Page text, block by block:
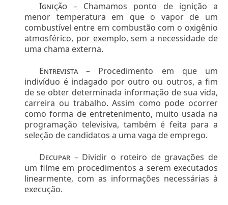
Ignição –Chamamos ponto de ignição a
menor temperatura em que o vapor de um
combustível entre em combustão com o oxigênio
atmosférico, por exemplo, sem a necessidade de
uma chama externa.
Entrevista – Procedimento em que um
indivíduo é indagado por outro ou outros, a fim
de se obter determinada informação de sua vida,
carreira ou trabalho. Assim como pode ocorrer
como forma de entretenimento, muito usada na
programação televisiva, também é feita para a
seleção de candidatos a uma vaga de emprego.
Decupar – Dividir o roteiro de gravações de
um filme em procedimentos a serem executados
linearmente, com as informações necessárias à
execução.